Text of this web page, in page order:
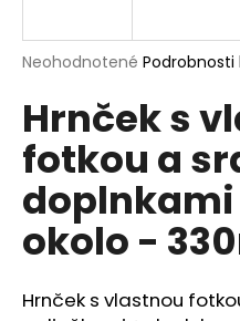
Priemerné
produktu
je
0,0
5
hviezdičiek.
Neohodnotené
Hrnček s
fotkou a
doplnkami
okolo -
Hrnček s vlastnou
j
ť
?